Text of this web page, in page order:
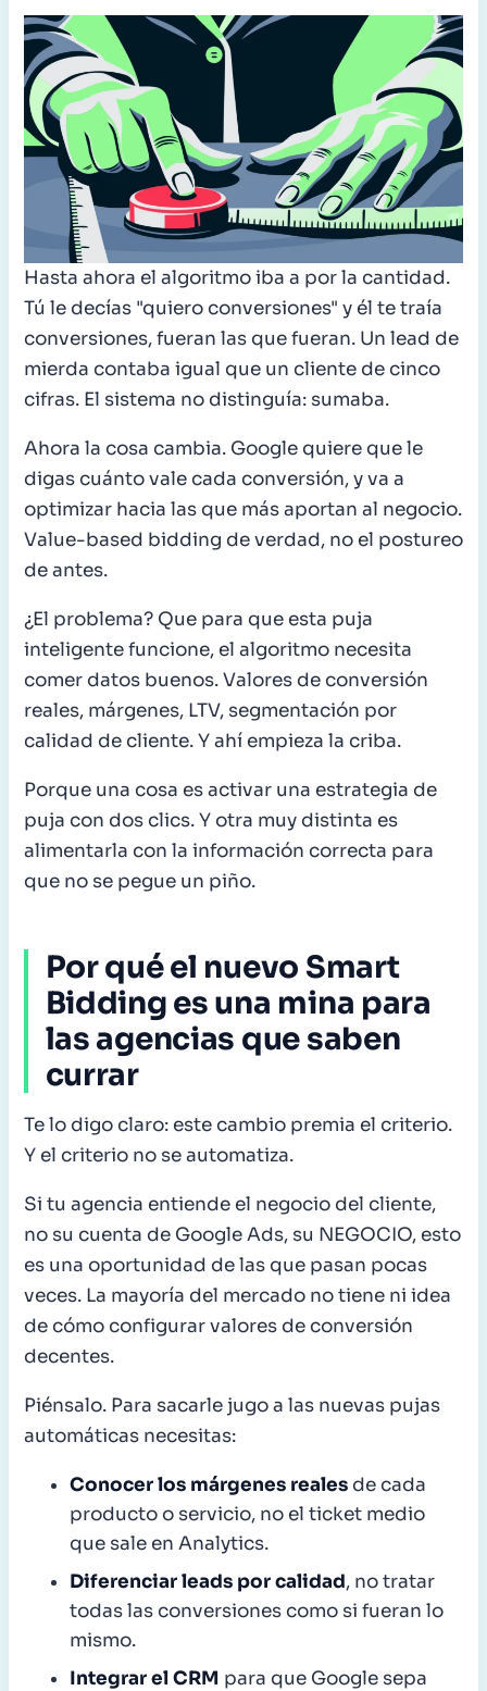
Hasta ahora el algoritmo iba a por la cantidad.
Tú le decías "quiero conversiones" y él te traía
conversiones, fueran las que fueran. Un lead de
mierda contaba igual que un cliente de cinco
cifras. El sistema no distinguía: sumaba.
Ahora la cosa cambia. Google quiere que le
digas cuánto vale cada conversión, y va a
optimizar hacia las que más aportan al negocio.
Value-based bidding de verdad, no el postureo
de antes.
¿El problema? Que para que esta puja
inteligente funcione, el algoritmo necesita
comer datos buenos. Valores de conversión
reales, márgenes, LTV, segmentación por
calidad de cliente. Y ahí empieza la criba.
Porque una cosa es activar una estrategia de
puja con dos clics. Y otra muy distinta es
alimentarla con la información correcta para
que no se pegue un piño.
Por qué el nuevo Smart
Bidding es una mina para
las agencias que saben
currar
Te lo digo claro: este cambio premia el criterio.
Y el criterio no se automatiza.
Si tu agencia entiende el negocio del cliente,
no su cuenta de Google Ads, su NEGOCIO, esto
es una oportunidad de las que pasan pocas
veces. La mayoría del mercado no tiene ni idea
de cómo configurar valores de conversión
decentes.
Piénsalo. Para sacarle jugo a las nuevas pujas
automáticas necesitas:
Conocer los márgenes realesde cada
producto o servicio, no el ticket medio
que sale en Analytics.
Diferenciar leads por calidad, no tratar
todas las conversiones como si fueran lo
mismo.
Integrar el CRM para que Google sepa